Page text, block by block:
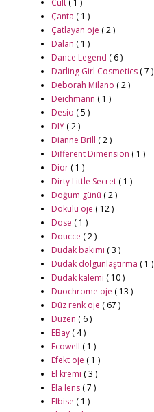
Cult ( 1 )
Çanta ( 1 )
Çatlayan oje ( 2 )
Dalan ( 1 )
Dance Legend ( 6 )
Darling Girl Cosmetics ( 7 )
Deborah Milano ( 2 )
Deichmann ( 1 )
Desio ( 5 )
DIY ( 2 )
Dianne Brill ( 2 )
Different Dimension ( 1 )
Dior ( 1 )
Dirty Little Secret ( 1 )
Doğum günü ( 2 )
Dokulu oje ( 12 )
Dose ( 1 )
Doucce ( 2 )
Dudak bakımı ( 3 )
Dudak dolgunlaştırma ( 1 )
Dudak kalemi ( 10 )
Duochrome oje ( 13 )
Düz renk oje ( 67 )
Düzen ( 6 )
EBay ( 4 )
Ecowell ( 1 )
Efekt oje ( 1 )
El kremi ( 3 )
Ela lens ( 7 )
Elbise ( 1 )